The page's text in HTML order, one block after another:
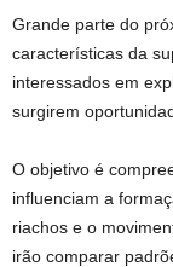
Grande parte do
características da
interessados ​​em
surgirem
O objetivo é
influenciam a
riachos e o
irão comparar